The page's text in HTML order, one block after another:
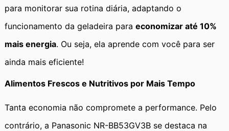
para monitorar sua rotina diária, adaptando o
funcionamento da geladeira para economizar até 10%
mais energia. Ou seja, ela aprende com você para ser
ainda mais eficiente!
Alimentos Frescos e Nutritivos por Mais Tempo
Tanta economia não compromete a performance. Pelo
contrário, a Panasonic NR-BB53GV3B se destaca na